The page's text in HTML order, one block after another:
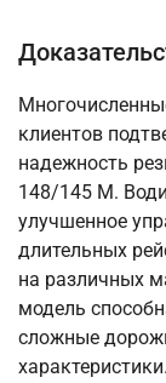
клиентов
надежность
148/145 M.
улучшенное
длительных
на различных
модель
сложные